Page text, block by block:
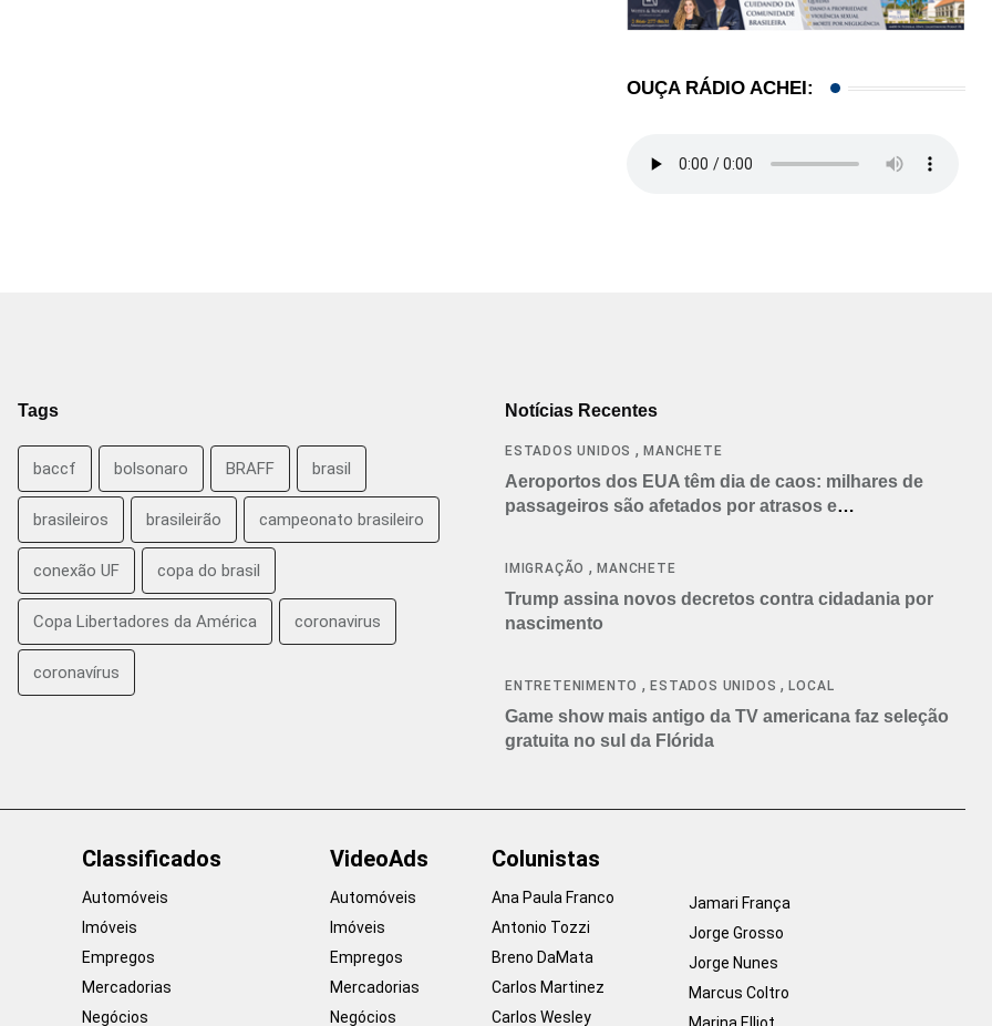
OUÇA RÁDIO ACHEI:
Tags
baccf bolsonaro BRAFF brasil
brasileiros brasileirão campeonato brasileiro
conexão UF copa do brasil
Copa Libertadores da América coronavirus
coronavírus
Notícias Recentes
ESTADOS UNIDOS ,MANCHETE
Aeroportos dos EUA têm dia de caos: milhares de
passageiros são afetados por atrasos e
IMIGRAÇÃO ,MANCHETE
Trump assina novos decretos contra cidadania por
nascimento
ENTRETENIMENTO ,ESTADOS UNIDOS ,LOCAL
Game show mais antigo da TV americana faz seleção
gratuita no sul da Flórida
Classificados
Automóveis
Imóveis
Empregos
Mercadorias
Negócios
VideoAds
Automóveis
Imóveis
Empregos
Mercadorias
Negócios
Colunistas
Ana Paula Franco
Antonio Tozzi
Breno DaMata
Carlos Martinez
Carlos Wesley
Jamari França
Jorge Grosso
Jorge Nunes
Marcus Coltro